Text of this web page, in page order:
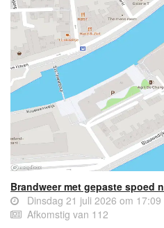
Brandweer met gepaste spoed
Dinsdag 21 juli 2026 om 17:09
Afkomstig van 112